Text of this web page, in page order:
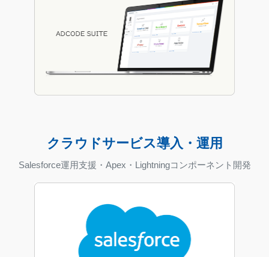
クラウドサービス導入・運用
Salesforce運用支援・Apex・Lightningコンポーネント開発